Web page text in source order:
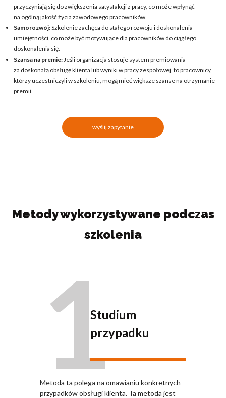
przyczyniają się do zwiększenia satysfakcji z pracy, co może wpłynąć
na ogólną jakość życia zawodowego pracowników.
Samorozwój:Szkolenie zachęca do stałego rozwoju i doskonalenia
umiejętności, co może być motywujące dla pracowników do ciągłego
doskonalenia się.
Szansa na premie:Jeśli organizacja stosuje system premiowania
za doskonałą obsługę klienta lub wyniki w pracy zespołowej, to pracownicy,
którzy uczestniczyli w szkoleniu, mogą mieć większe szanse na otrzymanie
premii.
wyślij zapytanie
Metody wykorzystywane podczas
szkolenia
1Studium
przypadku
Metoda ta polega na omawianiu konkretnych
przypadków obsługi klienta. Ta metoda jest